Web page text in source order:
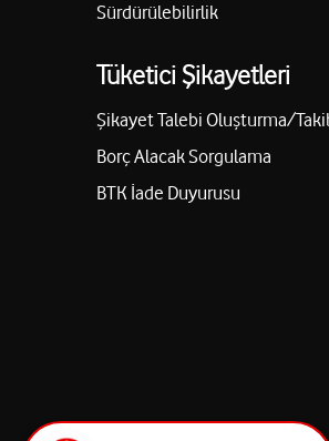
Sürdürülebilirlik
Tüketici Şikayetleri
Şikayet Talebi Oluşturma/
Borç Alacak Sorgulama
BTK İade Duyurusu